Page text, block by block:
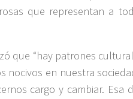
que representan a
que “hay patrones
nocivos en nuestra
cargo y cambiar. Esa